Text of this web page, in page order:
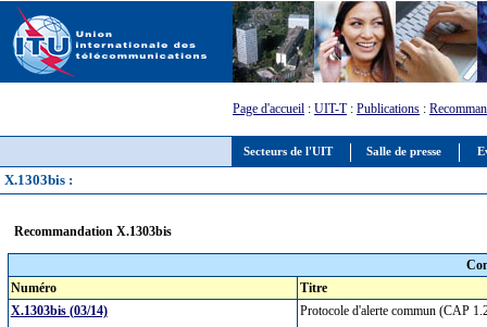
Secteurs de l'UIT Salle de presse
Page d'accueil : UIT-T: Publications :
X.1303bis :
Recommandation X.1303bis
Numéro
Titre
X.1303bis (03/14)
Protocole d'alerte commun (CAP